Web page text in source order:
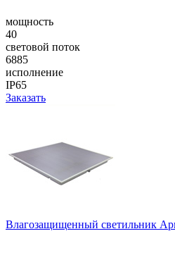
мощность
40
световой поток
6885
исполнение
IP65
Заказать
Влагозащищенный светильник